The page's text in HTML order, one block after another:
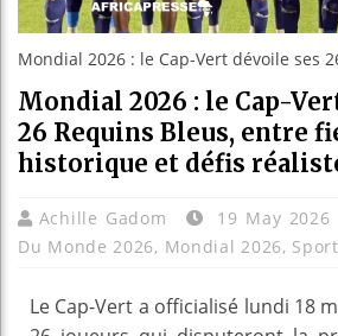
Mondial 2026 : le Cap-Vert dévoile ses
Mondial 2026 : le Cap-
26 Requins Bleus, entre
historique et défis
Achille Gadom 19 May 2026
Du Monde 2026, Mondial 2026, Sport
Le Cap-Vert a officialisé lundi 18